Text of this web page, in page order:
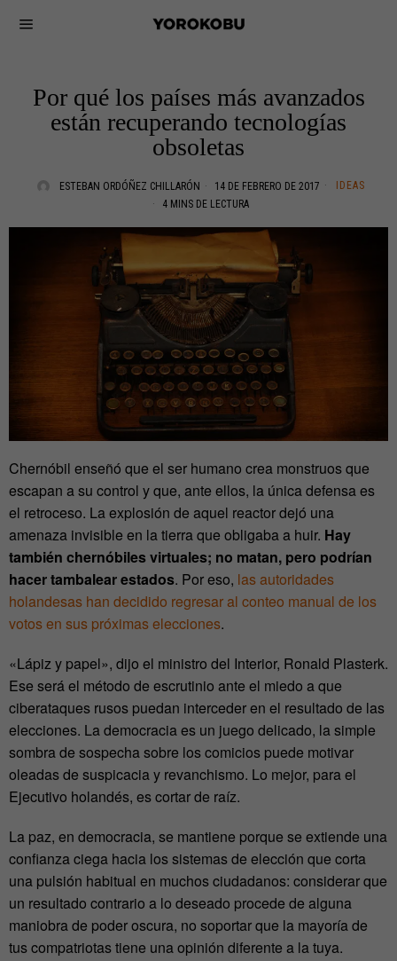
Por qué los países más avanzados
están recuperando tecnologías
obsoletas
ESTEBAN ORDÓÑEZ CHILLARÓN 14 DE FEBRERO DE 2017
IDEAS
4 MINS DE LECTURA
Chernóbil enseñó que el ser humano crea monstruos que
escapan a su control y que, ante ellos, la única defensa es
el retroceso. La explosión de aquel reactor dejó una
amenaza invisible en la tierra que obligaba a huir. Hay
también chernóbiles virtuales; no matan, pero podrían
hacer tambalear estados. Por eso, las autoridades
holandesas han decidido regresar al conteo manual de los
votos en sus próximas elecciones.
«Lápiz y papel», dijo el ministro del Interior, Ronald Plasterk.
Ese será el método de escrutinio ante el miedo a que
ciberataques rusos puedan interceder en el resultado de las
elecciones. La democracia es un juego delicado, la simple
sombra de sospecha sobre los comicios puede motivar
oleadas de suspicacia y revanchismo. Lo mejor, para el
Ejecutivo holandés, es cortar de raíz.
La paz, en democracia, se mantiene porque se extiende una
confianza ciega hacia los sistemas de elección que corta
una pulsión habitual en muchos ciudadanos: considerar que
un resultado contrario a lo deseado procede de alguna
maniobra de poder oscura, no soportar que la mayoría de
tus compatriotas tiene una opinión diferente a la tuya.